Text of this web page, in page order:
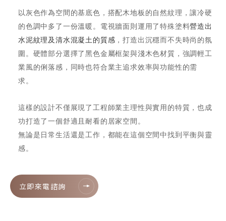
以灰色作為空間的基底色，搭配木地板的自然紋理，讓冷硬
的色調中多了一份溫暖。電視牆面則運用了特殊塗料營造出
水泥紋理及清水混凝土的質感 ，打造出沉穩而不失時尚的氛
圍。硬體部分選擇了黑色金屬框架與淺木色材質，強調輕工
業風的俐落感，同時也符合業主追求效率與功能性的需
求。
這樣的設計不僅展現了工程師業主理性與實用的特質，也成
功打造了一個舒適且耐看的居家空間。
無論是日常生活還是工作，都能在這個空間中找到平衡與靈
感。
立即來電諮詢